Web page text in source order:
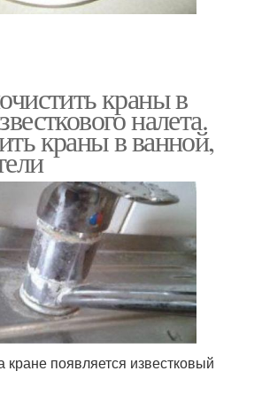
краны в
налета.
краны в ванной,
появляется известковый